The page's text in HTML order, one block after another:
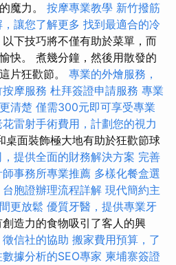
魔力。 按摩專業教學 新竹撥筋
讓您了解更多 找到最適合的冷
以下技巧將不僅有助於菜單，而
快。 煮幾分鐘，然後用散發的
片狂歡節。 專業的外燴服務，
按摩服務 杜拜簽證申請服務 專業
清楚 僅需300元即可享受專業
雷射手術費用，計劃您的視力
桌面裝飾極大地有助於狂歡節球
提供全面的財務解決方案 完善
師事務所專業推薦 多樣化餐盒選
台胞證辦理流程詳解 現代簡約主
更放鬆 優質牙醫，提供專業牙
造力的食物吸引了客人的興
信社的協助 搬家費用預算，了
據分析的SEO專家 柬埔寨簽證